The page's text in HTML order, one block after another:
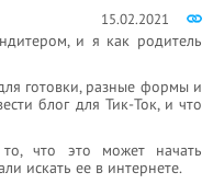
15.02.2021
и я как родитель
готовки, разные формы и
блог для Тик-Ток, и что
что это может начать
искать ее в интернете.